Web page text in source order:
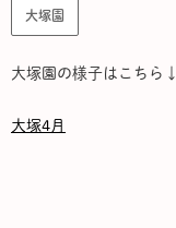
大塚園
大塚園の様子はこちら↓
大塚4月